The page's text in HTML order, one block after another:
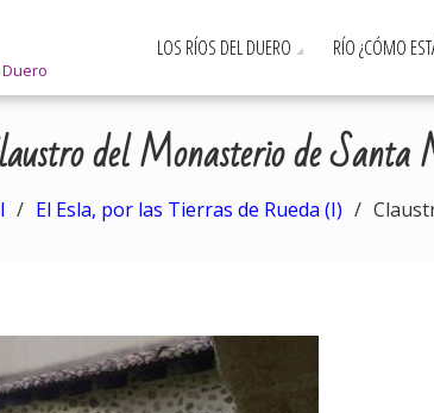
LOS RÍOS DEL DUERO RÍO ¿CÓMO
del Monasterio de
El Esla, por las Tierras de Rueda (I)